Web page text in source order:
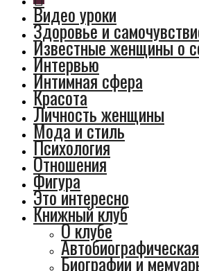
Видео уроки
Здоровье и
Известные женщины о
Интервью
Интимная сфера
Красота
Личность женщины
Мода и стиль
Психология
Отношения
Фигура
Это интересно
Книжный клуб
О клубе
Биографии и